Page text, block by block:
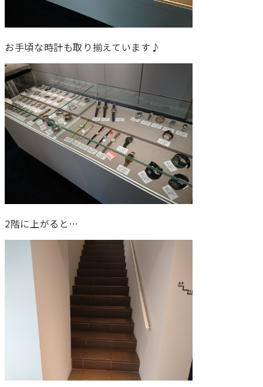
お手頃な時計も取り揃えています♪
2階に上がると…